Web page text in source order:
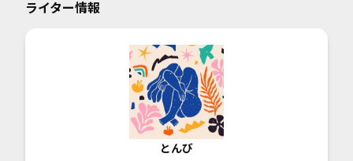
ライター情報
とんび